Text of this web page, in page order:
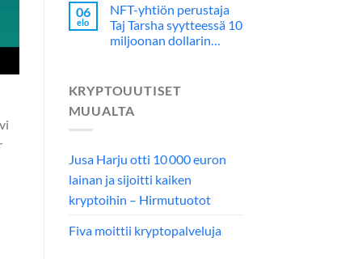
06
elo
NFT-yhtiön perustaja
Taj Tarsha syytteessä 10
miljoonan dollarin…
KRYPTOUUTISET
MUUALTA
Jusa Harju otti 10 000 euron
lainan ja sijoitti kaiken
kryptoihin – Hirmutuotot
Fiva moittii kryptopalveluja